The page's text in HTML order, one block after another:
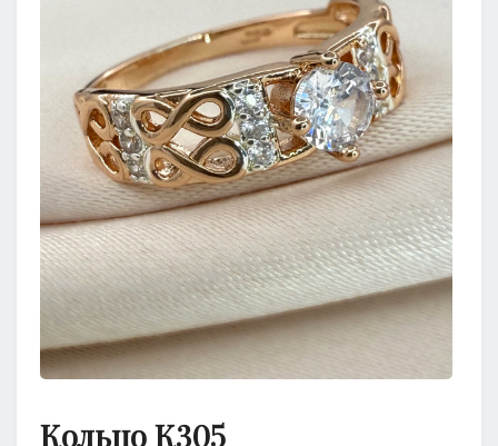
Кольцо К305